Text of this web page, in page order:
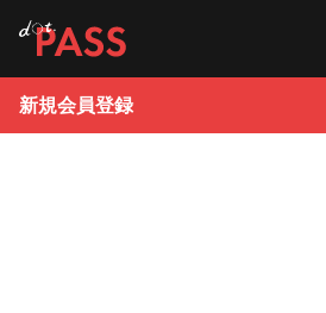
新規会員登録